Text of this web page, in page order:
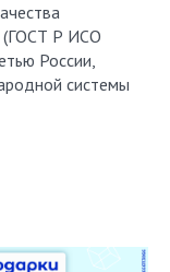
(ГОСТ Р ИСО
России,
системы